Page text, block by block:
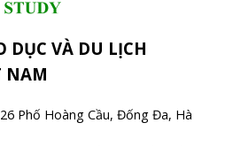
DỤC VÀ DU LỊCH
NAM
Phố Hoàng Cầu, Đống Đa, Hà